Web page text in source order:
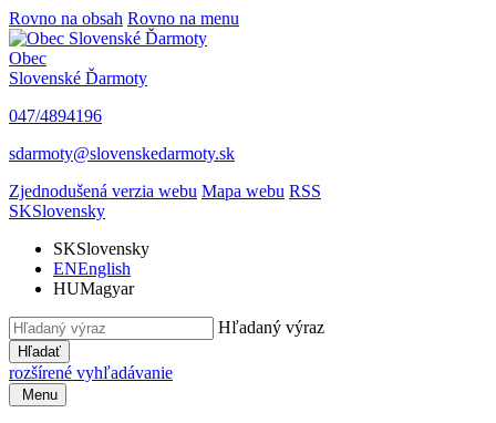
Rovno na obsah Rovno na menu
Obec
Slovenské Ďarmoty
047/4894196
sdarmoty@slovenskedarmoty.sk
Zjednodušená verzia webu Mapa webu RSS
SKSlovensky
SKSlovensky
ENEnglish
HUMagyar
Hľadaný výraz
Hľadať
rozšírené vyhľadávanie
Menu